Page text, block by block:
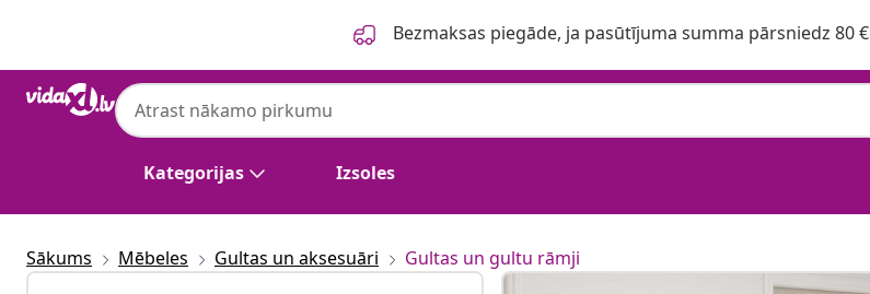
Bezmaksas piegāde, ja pasūtījuma summa pārsniedz 80 €
Kategorijas Izsoles
Sākums Mēbeles Gultas un aksesuāri Gultas un gultu rāmji